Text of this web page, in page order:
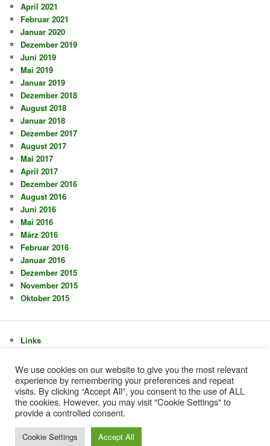
April 2021
Februar 2021
Januar 2020
Dezember 2019
Juni 2019
Mai 2019
Januar 2019
Dezember 2018
August 2018
Januar 2018
Dezember 2017
August 2017
Mai 2017
April 2017
Dezember 2016
August 2016
Juni 2016
Mai 2016
März 2016
Februar 2016
Januar 2016
Dezember 2015
November 2015
Oktober 2015
Links
Touren 2026
Stolz präsentiert von WordPress
We use cookies on our website to give you the most relevant
experience by remembering your preferences and repeat
visits. By clicking “Accept All”, you consent to the use of ALL
the cookies. However, you may visit "Cookie Settings" to
provide a controlled consent.
Cookie Settings Accept All